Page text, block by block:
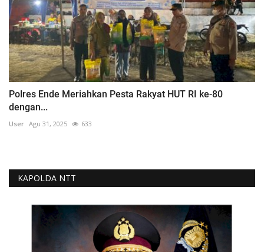
Polres Ende Meriahkan Pesta Rakyat HUT RI ke-80
dengan...
User Agu 31, 2025 633
KAPOLDA NTT